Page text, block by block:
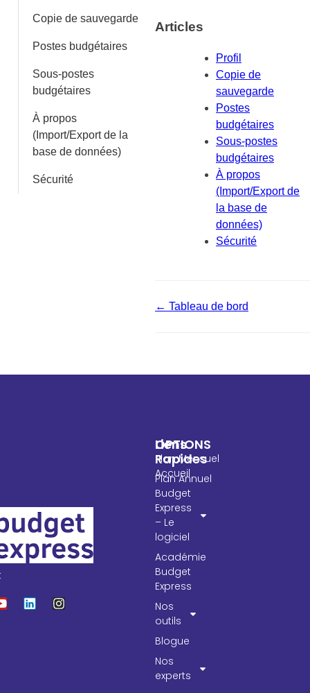
Copie de sauvegarde
Postes budgétaires
Sous-postes
budgétaires
À propos
(Import/Export de la
base de données)
Sécurité
Articles
Profil
Copie de
sauvegarde
Postes
budgétaires
Sous-postes
budgétaires
À propos
(Import/Export de
la base de
données)
Sécurité
← Tableau de bord
OPTIONS
Plan Mensuel
Plan Annuel
Liens
Rapides
Accueil
Budget
Express
– Le
logiciel
Académie
Budget
Express
Nos
outils
Blogue
Nos
experts